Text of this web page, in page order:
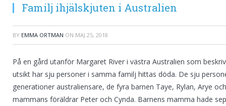
Familj ihjälskjuten i Australien
BY EMMA ORTMAN ON MAJ 25, 2018
På en gård utanför Margaret River i västra Australien som
utsikt har sju personer i samma familj hittas döda. De sju
generationer australiensare, de fyra barnen Taye, Rylan, Arye
mammans föräldrar Peter och Cynda. Barnens mamma hade